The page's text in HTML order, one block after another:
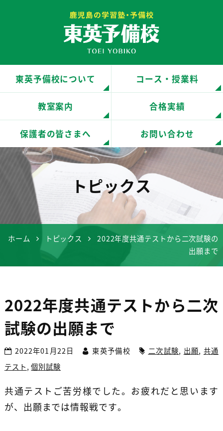
鹿児島の予備校・学習塾 東英
予備校
東英予備校について コース・授業料
教室案内 合格実績
保護者の皆さまへ お問い合わせ
トピックス
ホーム トピックス
2022年度共通テストから二次試験の
出願まで
2022年度共通テストから二次
試験の出願まで
2022年01月22日 東英予備校 二次試験, 出願, 共通
テスト,個別試験
共通テストご苦労様でした。お疲れだと思います
が、出願までは情報戦です。